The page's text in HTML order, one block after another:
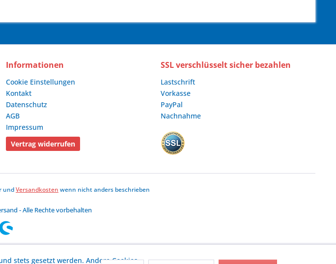
Informationen
Cookie Einstellungen
Kontakt
Datenschutz
AGB
Impressum
Vertrag widerrufen
SSL verschlüsselt sicher bezahlen
Lastschrift
Vorkasse
PayPal
Nachnahme
undVersandkosten wenn nicht anders beschrieben
- Alle Rechte vorbehalten
stets gesetzt werden. Andere Cookies,